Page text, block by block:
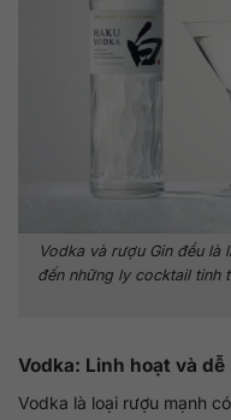
Vodka và rượu Gin đều là
đến những ly cocktail tinh
Vodka: Linh hoạt và dễ
Vodka là loại rượu mạnh